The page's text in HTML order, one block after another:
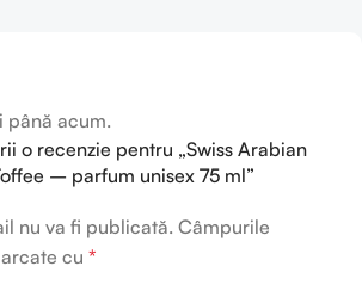
până acum.
o recenzie pentru „Swiss Arabian
– parfum unisex 75 ml”
nu va fi publicată. Câmpurile
cu *